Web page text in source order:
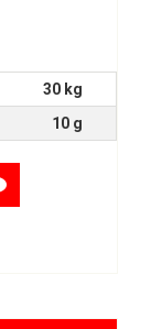
30 kg
10 g